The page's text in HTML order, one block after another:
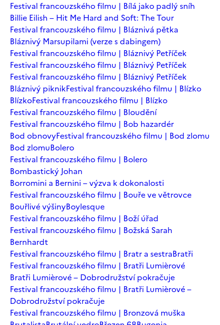
Festival francouzského filmu | Bílá jako padlý sníh
Billie Eilish – Hit Me Hard and Soft: The Tour
Festival francouzského filmu | Bláznivá pětka
Bláznivý Marsupilami (verze s dabingem)
Festival francouzského filmu | Bláznivý Petříček
Festival francouzského filmu | Bláznivý Petříček
Festival francouzského filmu | Bláznivý Petříček
Bláznivý piknikFestival francouzského filmu | Blízko
BlízkoFestival francouzského filmu | Blízko
Festival francouzského filmu | Bloudění
Festival francouzského filmu | Bob hazardér
Bod obnovyFestival francouzského filmu | Bod zlomu
Bod zlomuBolero
Festival francouzského filmu | Bolero
Bombastický Johan
Borromini a Bernini – výzva k dokonalosti
Festival francouzského filmu | Bouře ve větrovce
Bouřlivé výšinyBoylesque
Festival francouzského filmu | Boží úřad
Festival francouzského filmu | Božská Sarah
Bernhardt
Festival francouzského filmu | Bratr a sestraBratři
Festival francouzského filmu | Bratři Lumièrové
Bratři Lumièrové – Dobrodružství pokračuje
Festival francouzského filmu | Bratři Lumièrové –
Dobrodružství pokračuje
Festival francouzského filmu | Bronzová muška